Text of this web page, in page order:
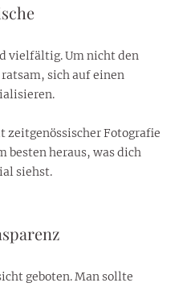
vielfältig. Um nicht den
sich auf einen
zeitgenössischer Fotografie
besten heraus, was dich
siehst.
geboten. Man sollte